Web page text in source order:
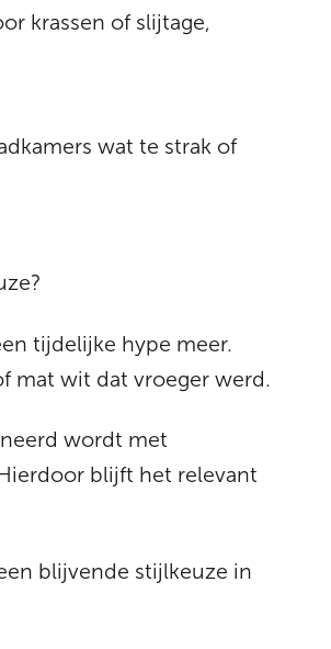
krassen of slijtage,
wat te strak of
tijdelijke hype meer.
mat wit dat vroeger werd.
wordt met
blijft het relevant
blijvende stijlkeuze in